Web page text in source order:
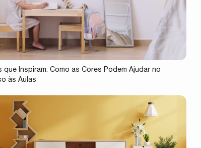
que Inspiram: Como as Cores Podem Ajudar no
às Aulas